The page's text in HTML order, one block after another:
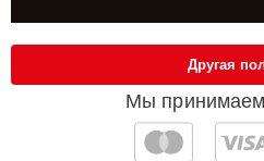
Мы принимаем
Другая